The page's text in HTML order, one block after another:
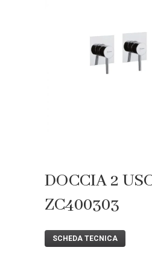
DOCCIA 2
ZC400303
SCHEDA TECNICA